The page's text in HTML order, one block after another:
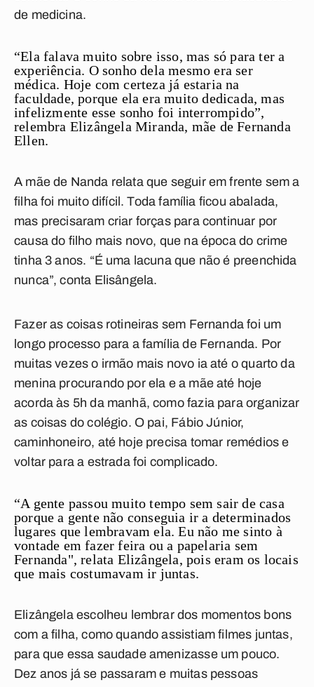
de medicina.
“Ela falava muito sobre isso, mas só para ter a
experiência. O sonho dela mesmo era ser
médica. Hoje com certeza já estaria na
faculdade, porque ela era muito dedicada, mas
infelizmente esse sonho foi interrompido”,
relembra Elizângela Miranda, mãe de Fernanda
Ellen.
A mãe de Nanda relata que seguir em frente sem a
filha foi muito difícil. Toda família ficou abalada,
mas precisaram criar forças para continuar por
causa do filho mais novo, que na época do crime
tinha 3 anos. “É uma lacuna que não é preenchida
nunca”, conta Elisângela.
Fazer as coisas rotineiras sem Fernanda foi um
longo processo para a família de Fernanda. Por
muitas vezes o irmão mais novo ia até o quarto da
menina procurando por ela e a mãe até hoje
acorda às 5h da manhã, como fazia para organizar
as coisas do colégio. O pai, Fábio Júnior,
caminhoneiro, até hoje precisa tomar remédios e
voltar para a estrada foi complicado.
“A gente passou muito tempo sem sair de casa
porque a gente não conseguia ir a determinados
lugares que lembravam ela. Eu não me sinto à
vontade em fazer feira ou a papelaria sem
Fernanda", relata Elizângela, pois eram os locais
que mais costumavam ir juntas.
Elizângela escolheu lembrar dos momentos bons
com a filha, como quando assistiam filmes juntas,
para que essa saudade amenizasse um pouco.
Dez anos já se passaram e muitas pessoas